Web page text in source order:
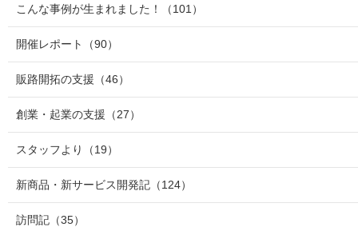
こんな事例が生まれました！ （101）
開催レポート （90）
販路開拓の支援 （46）
創業・起業の支援 （27）
スタッフより （19）
新商品・新サービス開発記 （124）
訪問記 （35）